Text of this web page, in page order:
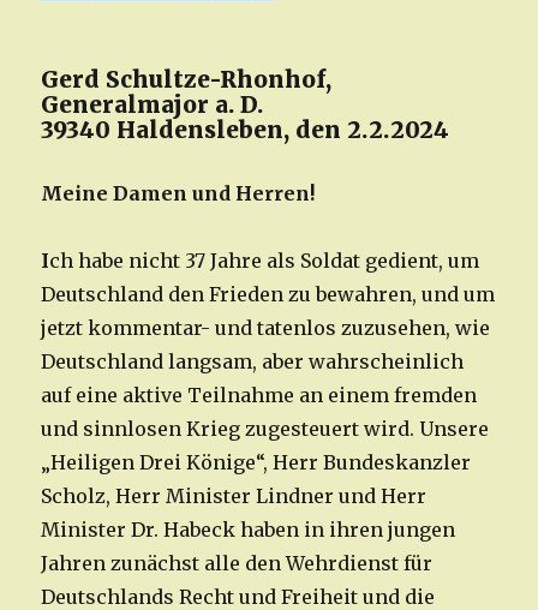
Gerd Schultze-Rhonhof,
Generalmajor a. D.
39340 Haldensleben, den 2.2.2024
Meine Damen und Herren!
Ich habe nicht 37 Jahre als Soldat gedient, um
Deutschland den Frieden zu bewahren, und um
jetzt kommentar- und tatenlos zuzusehen, wie
Deutschland langsam, aber wahrscheinlich
auf eine aktive Teilnahme an einem fremden
und sinnlosen Krieg zugesteuert wird. Unsere
„Heiligen Drei Könige“, Herr Bundeskanzler
Scholz, Herr Minister Lindner und Herr
Minister Dr. Habeck haben in ihren jungen
Jahren zunächst alle den Wehrdienst für
Deutschlands Recht und Freiheit und die